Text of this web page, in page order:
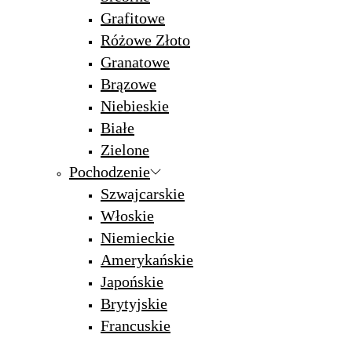
Grafitowe
Różowe Złoto
Granatowe
Brązowe
Niebieskie
Białe
Zielone
Pochodzenie
Szwajcarskie
Włoskie
Niemieckie
Amerykańskie
Japońskie
Brytyjskie
Francuskie